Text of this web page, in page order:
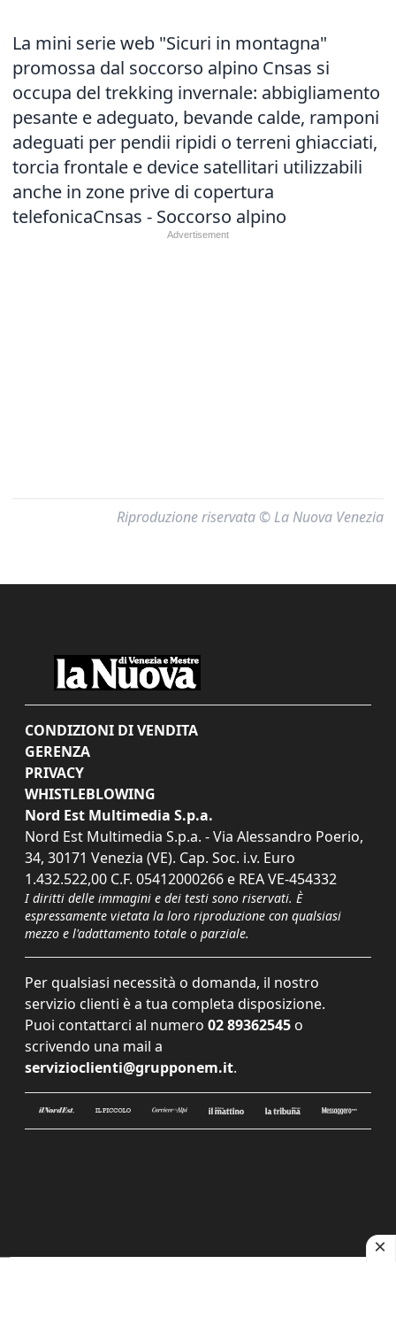
La mini serie web "Sicuri in montagna"
promossa dal soccorso alpino Cnsas si
occupa del trekking invernale: abbigliamento
pesante e adeguato, bevande calde, ramponi
adeguati per pendii ripidi o terreni ghiacciati,
torcia frontale e device satellitari utilizzabili
anche in zone prive di copertura
telefonicaCnsas - Soccorso alpino
Riproduzione riservata © La Nuova Venezia
CONDIZIONI DI VENDITA
GERENZA
PRIVACY
WHISTLEBLOWING
Nord Est Multimedia S.p.a.
Nord Est Multimedia S.p.a. - Via Alessandro Poerio,
34, 30171 Venezia (VE). Cap. Soc. i.v. Euro
1.432.522,00 C.F. 05412000266 e REA VE-454332
I diritti delle immagini e dei testi sono riservati. È
espressamente vietata la loro riproduzione con qualsiasi
mezzo e l'adattamento totale o parziale.
Per qualsiasi necessità o domanda, il nostro
servizio clienti è a tua completa disposizione.
Puoi contattarci al numero 02 89362545 o
scrivendo una mail a
servizioclienti@grupponem.it.